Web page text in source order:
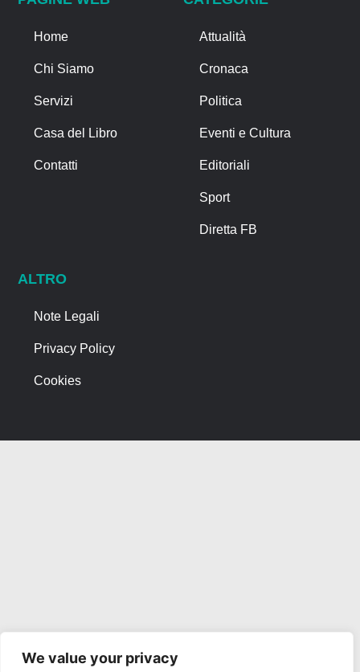
We value your privacy
Home
Chi Siamo
Servizi
Casa del Libro
Contatti
Attualità
Cronaca
Politica
Eventi e Cultura
Editoriali
Sport
Diretta FB
ALTRO
Note Legali
Privacy Policy
Cookies